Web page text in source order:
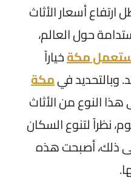
أسعار الأثاث
حول العالم،
مكةخياراً
وبالتحديد فيمكة
هذا النوع من الأثاث
نظراً لتنوع السكان
ذلك، أصبحت هذه